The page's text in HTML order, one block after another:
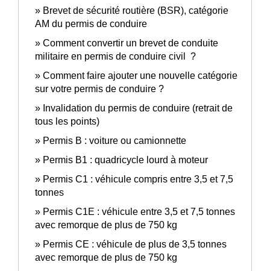
Brevet de sécurité routière (BSR), catégorie
AM du permis de conduire
Comment convertir un brevet de conduite
militaire en permis de conduire civil ?
Comment faire ajouter une nouvelle catégorie
sur votre permis de conduire ?
Invalidation du permis de conduire (retrait de
tous les points)
Permis B : voiture ou camionnette
Permis B1 : quadricycle lourd à moteur
Permis C1 : véhicule compris entre 3,5 et 7,5
tonnes
Permis C1E : véhicule entre 3,5 et 7,5 tonnes
avec remorque de plus de 750 kg
Permis CE : véhicule de plus de 3,5 tonnes
avec remorque de plus de 750 kg